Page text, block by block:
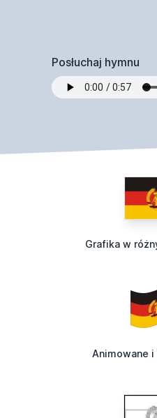
Posłuchaj hymnu
Grafika w
Animowane